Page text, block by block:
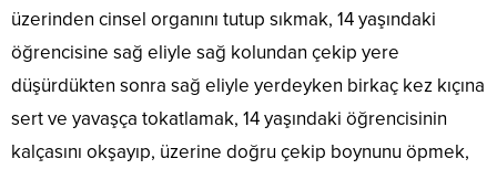
üzerinden cinsel organını tutup sıkmak, 14 yaşındaki
öğrencisine sağ eliyle sağ kolundan çekip yere
düşürdükten sonra sağ eliyle yerdeyken birkaç kez kıçına
sert ve yavaşça tokatlamak, 14 yaşındaki öğrencisinin
kalçasını okşayıp, üzerine doğru çekip boynunu öpmek,